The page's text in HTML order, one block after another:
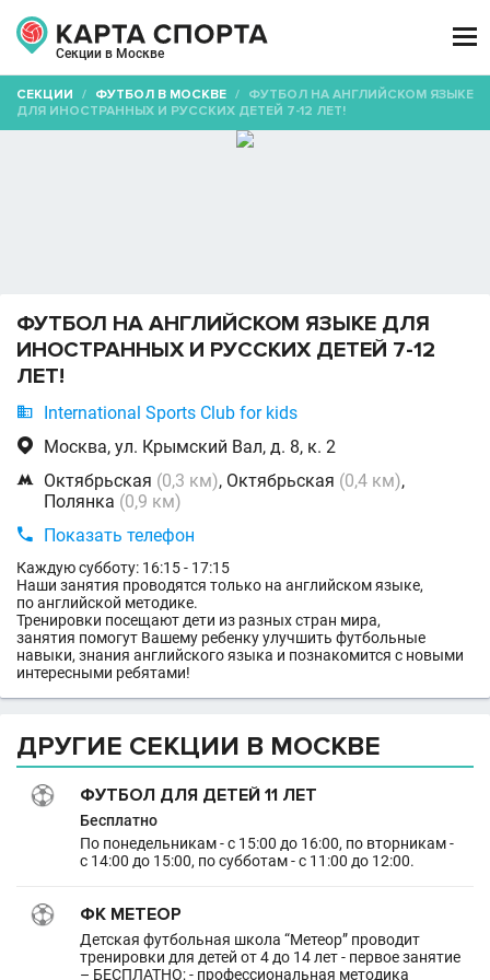
Секции в Москве

СЕКЦИИ / ФУТБОЛ В МОСКВЕ / ФУТБОЛ НА АНГЛИЙСКОМ ЯЗЫКЕ
ДЛЯ ИНОСТРАННЫХ И РУССКИХ ДЕТЕЙ 7-12 ЛЕТ!
ФУТБОЛ НА АНГЛИЙСКОМ ЯЗЫКЕ ДЛЯ
ИНОСТРАННЫХ И РУССКИХ ДЕТЕЙ 7-12
ЛЕТ!
 International Sports Club for kids
 Москва, ул. Крымский Вал, д. 8, к. 2
 Октябрьская (0,3 км), Октябрьская (0,4 км),
Полянка (0,9 км)
 Показать телефон
Каждую субботу: 16:15 - 17:15
Наши занятия проводятся только на английском языке,
по английской методике.
Тренировки посещают дети из разных стран мира,
занятия помогут Вашему ребенку улучшить футбольные
навыки, знания английского языка и познакомится с новыми
интересными ребятами!
ДРУГИЕ СЕКЦИИ В МОСКВЕ
ФУТБОЛ ДЛЯ ДЕТЕЙ 11 ЛЕТ
Бесплатно
По понедельникам - с 15:00 до 16:00, по вторникам -
с 14:00 до 15:00, по субботам - с 11:00 до 12:00.
ФК МЕТЕОР
Детская футбольная школа “Метеор” проводит
тренировки для детей от 4 до 14 лет - первое занятие
– БЕСПЛАТНО; - профессиональная методика